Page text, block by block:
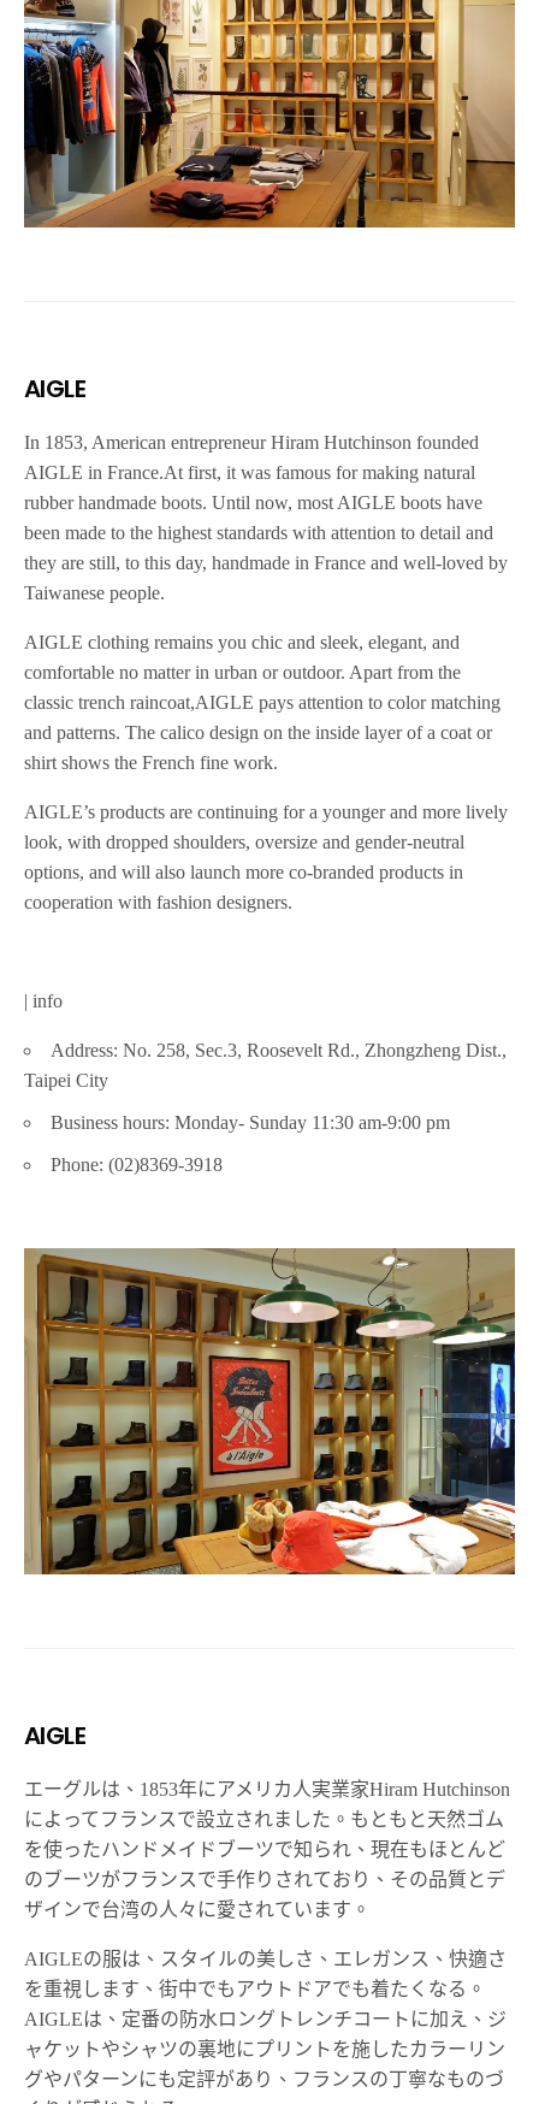
AIGLE
In 1853, American entrepreneur Hiram Hutchinson founded
AIGLE in France.At first, it was famous for making natural
rubber handmade boots. Until now, most AIGLE boots have
been made to the highest standards with attention to detail and
they are still, to this day, handmade in France and well-loved by
Taiwanese people.
AIGLE clothing remains you chic and sleek, elegant, and
comfortable no matter in urban or outdoor. Apart from the
classic trench raincoat,AIGLE pays attention to color matching
and patterns. The calico design on the inside layer of a coat or
shirt shows the French fine work.
AIGLE’s products are continuing for a younger and more lively
look, with dropped shoulders, oversize and gender-neutral
options, and will also launch more co-branded products in
cooperation with fashion designers.
| info
Address: No. 258, Sec.3, Roosevelt Rd., Zhongzheng Dist.,
Taipei City
Business hours: Monday- Sunday 11:30 am-9:00 pm
Phone: (02)8369-3918
AIGLE
エーグルは、1853年にアメリカ人実業家Hiram Hutchinson
によってフランスで設立されました。もともと天然ゴム
を使ったハンドメイドブーツで知られ、現在もほとんど
のブーツがフランスで手作りされており、その品質とデ
ザインで台湾の人々に愛されています。
AIGLEの服は、スタイルの美しさ、エレガンス、快適さ
を重視します、街中でもアウトドアでも着たくなる。
AIGLEは、定番の防水ロングトレンチコートに加え、ジ
ャケットやシャツの裏地にプリントを施したカラーリン
グやパターンにも定評があり、フランスの丁寧なものづ